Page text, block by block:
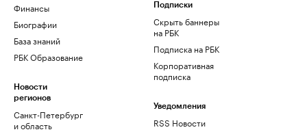
Финансы
Биографии
База знаний
РБК Образование
Новости
регионов
Санкт-Петербург
и область
Подписки
Скрыть баннеры
на РБК
Подписка на РБК
Корпоративная
подписка
Уведомления
RSS Новости